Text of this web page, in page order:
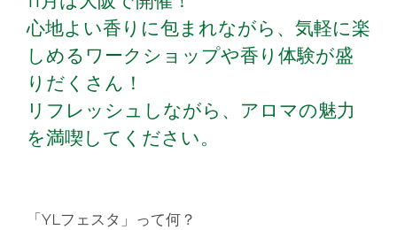
心地よい香りに包まれながら、気軽に楽
しめるワークショップや香り体験が盛
りだくさん！
リフレッシュしながら、アロマの魅力
を満喫してください。
「YLフェスタ」って何？